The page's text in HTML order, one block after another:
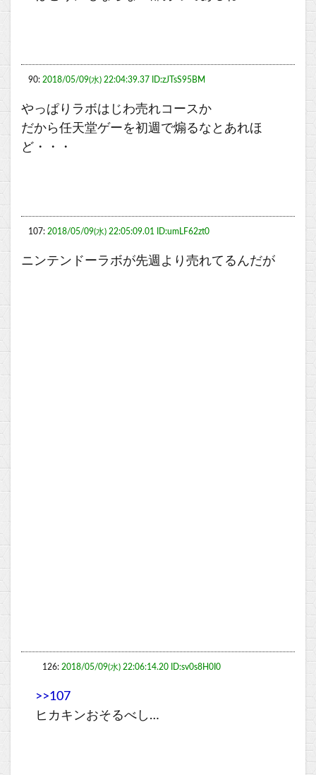
90: 2018/05/09(水) 22:04:39.37 ID:zJTsS95BM
やっぱりラボはじわ売れコースか
だから任天堂ゲーを初週で煽るなとあれほ
ど・・・
107: 2018/05/09(水) 22:05:09.01 ID:umLF62zt0
ニンテンドーラボが先週より売れてるんだが
126: 2018/05/09(水) 22:06:14.20 ID:sv0s8H0I0
>>107
ヒカキンおそるべし…